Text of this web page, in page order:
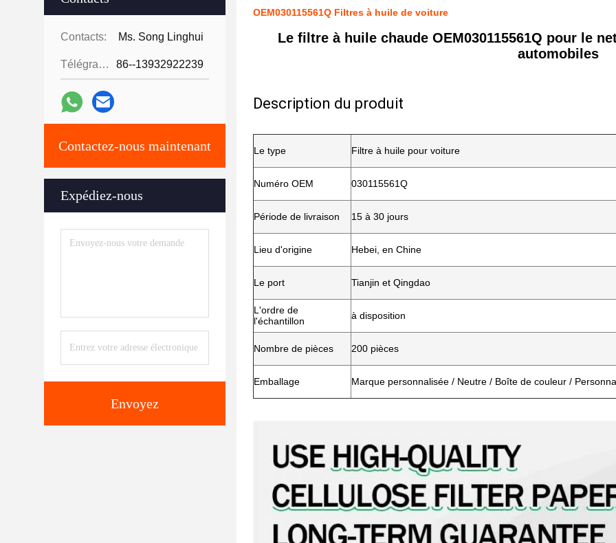
Contacts: Ms. Song Linghui
Télégramme: 86--13932922239
Contactez-nous maintenant
Expédiez-nous
Envoyez
OEM030115561Q Filtres à huile de voiture
Le filtre à huile chaude OEM030115561Q pour le
automobiles
Description du produit
Le type Filtre à huile pour voiture
Numéro OEM 030115561Q
Période de livraison 15 à 30 jours
Lieu d'origine Hebei, en Chine
Le port Tianjin et Qingdao
L'ordre de
l'échantillon
à disposition
Nombre de pièces 200 pièces
Emballage Marque personnalisée / Neutre / Boîte de couleur /